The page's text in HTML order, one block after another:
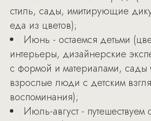
стиль, сады, имитирующие
еда из цветов);
Июнь - остаемся детьми
интерьеры, дизайнерские
с формой и материалами, сады
взрослые люди с детским
воспоминания);
Июль-август - путешествуем